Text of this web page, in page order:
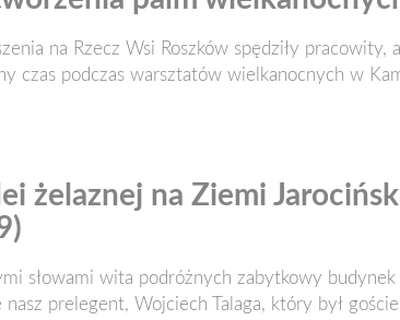
na Rzecz Wsi Roszków spędziły pracowity,
czas podczas warsztatów wielkanocnych w
żelaznej na Ziemi
słowami wita podróżnych zabytkowy budynek
prelegent, Wojciech Talaga, który był